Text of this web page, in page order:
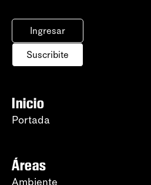
Ingresar
Suscribite
Inicio
Portada
Áreas
Ambiente